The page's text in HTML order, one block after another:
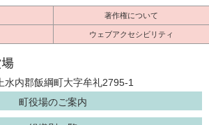
著作権について
ウェブアクセシビリティ
内郡飯綱町大字牟礼2795-1
町役場のご案内